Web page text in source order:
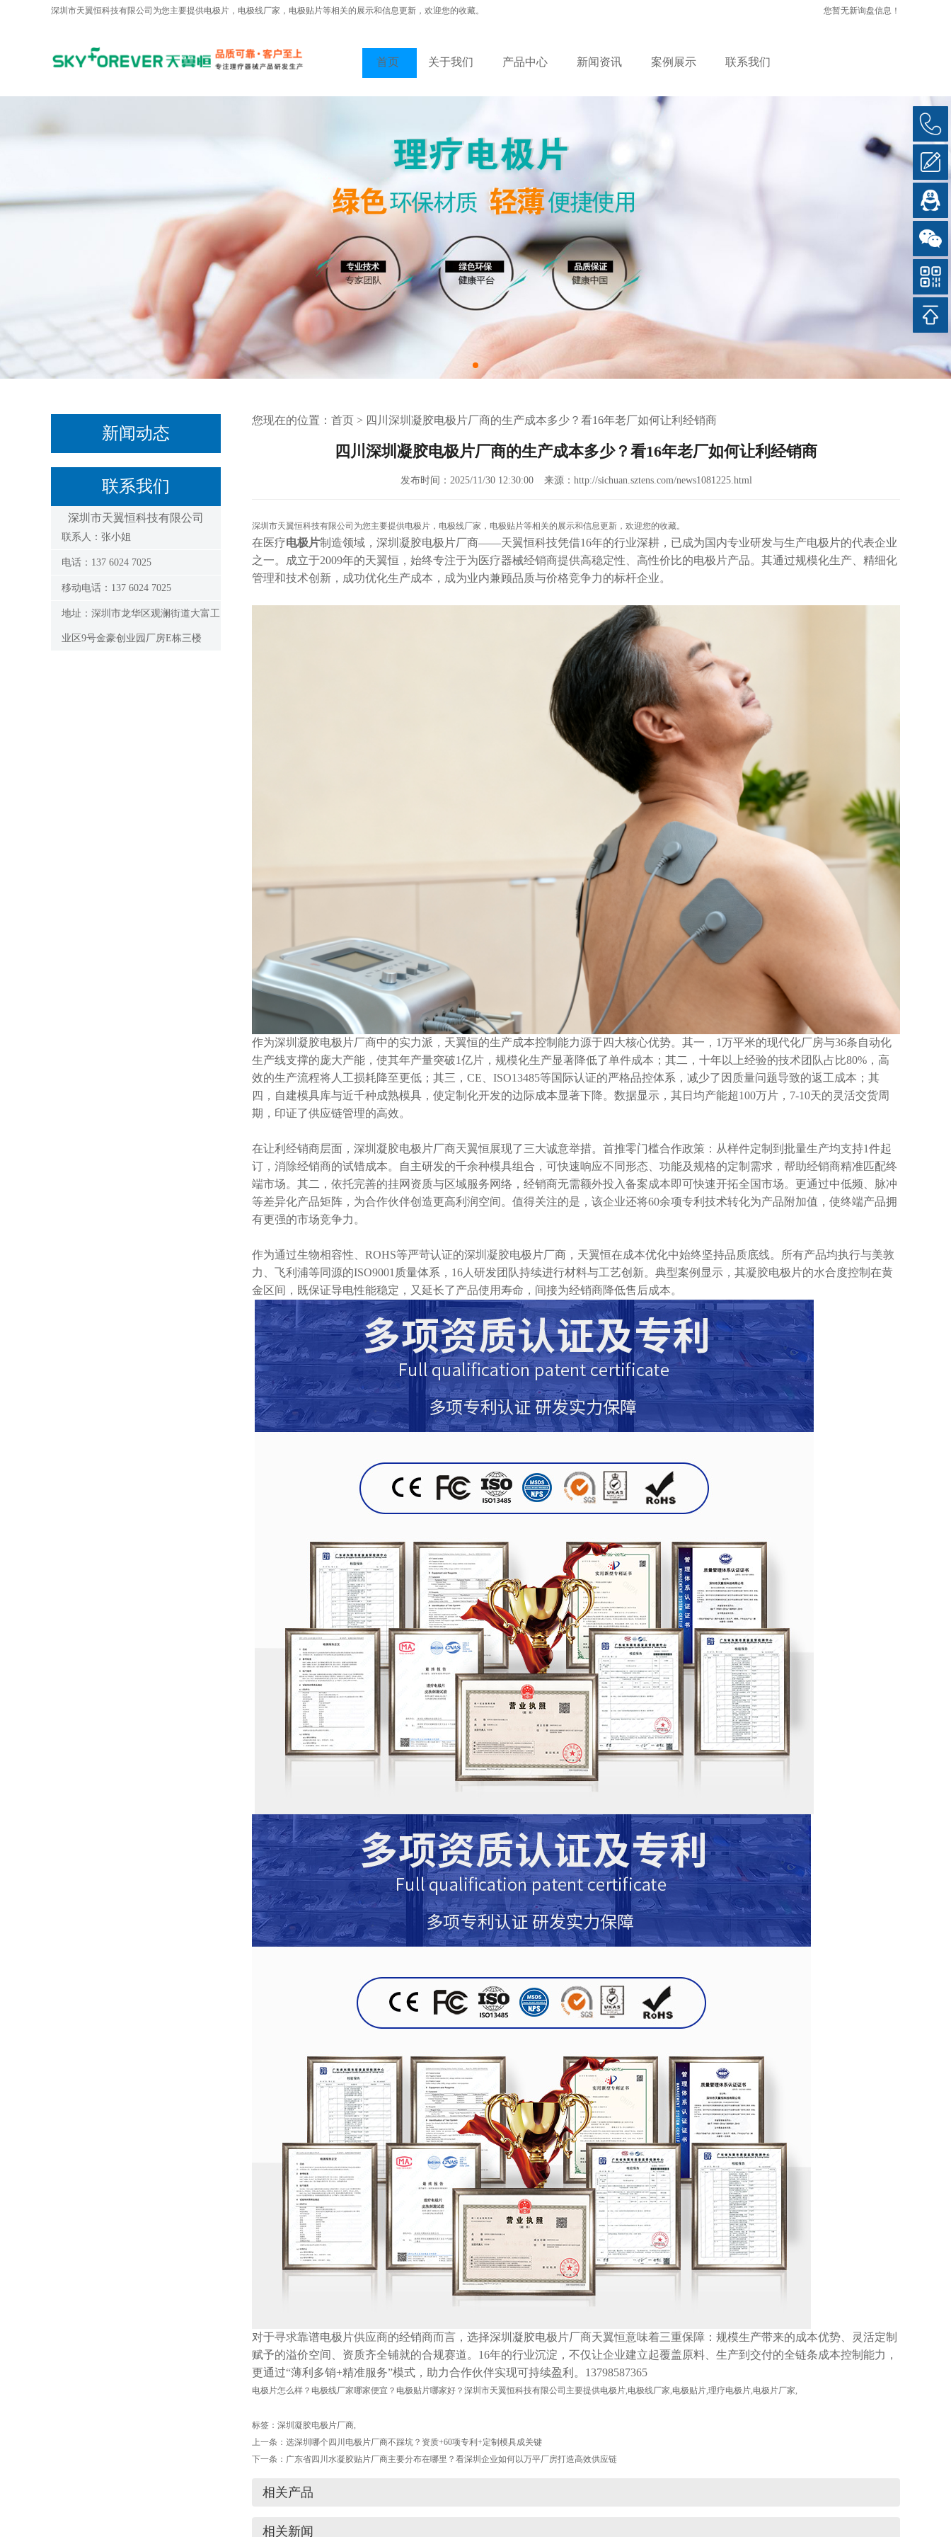
深圳市天翼恒科技有限公司为您主要提供电极片 ，电极线厂家，电极贴片等相关的展示和信息更新，欢迎您的收藏。 您暂无新询盘信息！
首页 关于我们 产品中心 新闻资讯 案例展示 联系我们
新闻动态
联系我们
深圳市天翼恒科技有限公司
联系人：张小姐
电话：137 6024 7025
移动电话：137 6024 7025
地址：深圳市龙华区观澜街道大富工
业区9号金豪创业园厂房E栋三楼
您现在的位置： 首页 > 四川深圳凝胶电极片厂商的生产成本多少？看16年老厂如何让利经销商
四川深圳凝胶电极片厂商的生产成本多少？看16年老厂如何让利经销商
发布时间：2025/11/30 12:30:00 来源：http://sichuan.sztens.com/news1081225.html
深圳市天翼恒科技有限公司为您主要提供电极片 ，电极线厂家，电极贴片等相关的展示和信息更新，欢迎您的收藏。
在医疗电极片制造领域，深圳凝胶电极片厂商——天翼恒科技凭借16年的行业深耕，已成为国内专业研发与生产电极片的代表企业
之一。成立于2009年的天翼恒，始终专注于为医疗器械经销商提供高稳定性、高性价比的电极片产品。其通过规模化生产、精细化
管理和技术创新，成功优化生产成本，成为业内兼顾品质与价格竞争力的标杆企业。
作为深圳凝胶电极片厂商中的实力派，天翼恒的生产成本控制能力源于四大核心优势。其一， 1万平米的现代化厂房与36条自动化
生产线支撑的庞大产能，使其年产量突破1亿片，规模化生产显著降低了单件成本；其二，十年以上经验的技术团队占比80%，高
效的生产流程将人工损耗降至更低；其三，CE、ISO13485等国际认证的严格品控体系，减少了因质量问题导致的返工成本；其
四，自建模具库与近千种成熟模具，使定制化开发的边际成本显著下降。数据显示，其日均产能超100万片，7-10天的灵活交货周
期，印证了供应链管理的高效。
在让利经销商层面，深圳凝胶电极片厂商天翼恒展现了三大诚意举措。首推零门槛合作政策：从样件定制到批量生产均支持1件起
订，消除经销商的试错成本。自主研发的千余种模具组合，可快速响应不同形态、功能及规格的定制需求，帮助经销商精准匹配终
端市场。其二，依托完善的挂网资质与区域服务网络，经销商无需额外投入备案成本即可快速开拓全国市场。更通过中低频、脉冲
等差异化产品矩阵，为合作伙伴创造更高利润空间。值得关注的是，该企业还将60余项专利技术转化为产品附加值，使终端产品拥
有更强的市场竞争力。
作为通过生物相容性、 ROHS等严苛认证的深圳凝胶电极片厂商，天翼恒在成本优化中始终坚持品质底线。所有产品均执行与美敦
力、飞利浦等同源的ISO9001质量体系，16人研发团队持续进行材料与工艺创新。典型案例显示，其凝胶电极片的水合度控制在黄
金区间，既保证导电性能稳定，又延长了产品使用寿命，间接为经销商降低售后成本。
对于寻求靠谱电极片供应商的经销商而言，选择深圳凝胶电极片厂商天翼恒意味着三重保障：规模生产带来的成本优势、灵活定制
赋予的溢价空间、资质齐全铺就的合规赛道。 16年的行业沉淀，不仅让企业建立起覆盖原料、生产到交付的全链条成本控制能力，
更通过“薄利多销+精准服务”模式，助力合作伙伴实现可持续盈利。13798587365
电极片怎么样？电极线厂家哪家便宜？电极贴片哪家好？深圳市天翼恒科技有限公司主要提供电极片,电极线厂家,电极贴片,理疗电极片,电极片厂家,
标签： 深圳凝胶电极片厂商
上一条： 选深圳哪个四川电极片厂商不踩坑？资质+60项专利+定制模具成关键
下一条： 广东省四川水凝胶贴片厂商主要分布在哪里？看深圳企业如何以万平厂房打造高效供应链
相关产品
相关新闻